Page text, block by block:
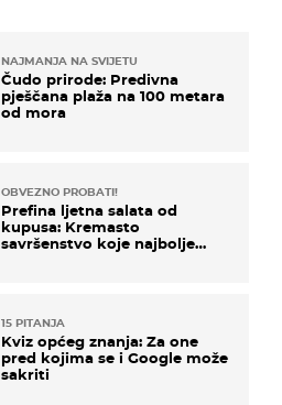
NAJMANJA NA SVIJETU
Čudo prirode: Predivna
pješčana plaža na 100 metara
od mora
OBVEZNO PROBATI!
Prefina ljetna salata od
kupusa: Kremasto
savršenstvo koje najbolje
15 PITANJA
Kviz općeg znanja: Za one
pred kojima se i Google može
sakriti